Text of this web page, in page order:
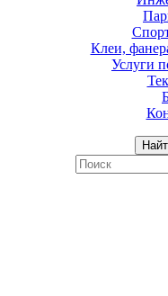
Клеи,
Услуги